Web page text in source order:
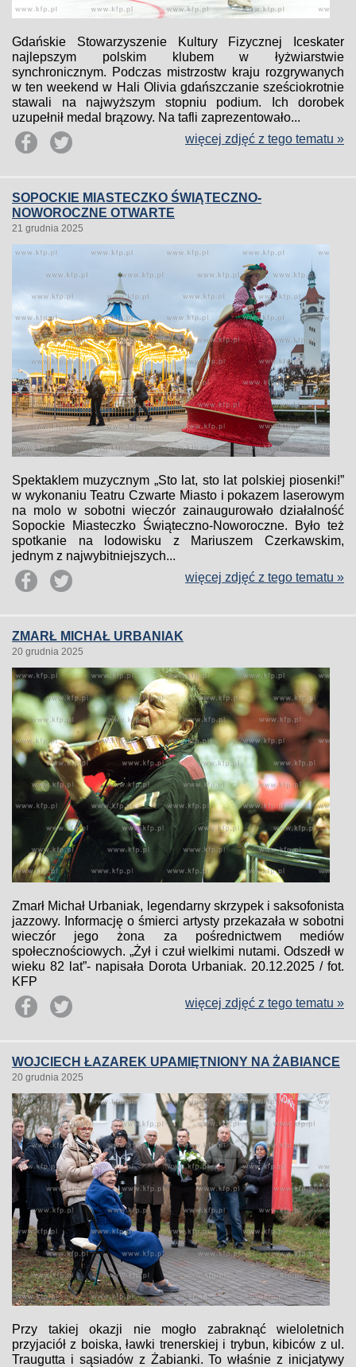
Gdańskie Stowarzyszenie Kultury Fizycznej Iceskater
najlepszym polskim klubem w łyżwiarstwie
synchronicznym. Podczas mistrzostw kraju rozgrywanych
w ten weekend w Hali Olivia gdańszczanie sześciokrotnie
stawali na najwyższym stopniu podium. Ich dorobek
uzupełnił medal brązowy. Na tafli zaprezentowało...
więcej zdjęć z tego tematu »
SOPOCKIE MIASTECZKO ŚWIĄTECZNO-
NOWOROCZNE OTWARTE
21 grudnia 2025
Spektaklem muzycznym „Sto lat, sto lat polskiej piosenki!”
w wykonaniu Teatru Czwarte Miasto i pokazem laserowym
na molo w sobotni wieczór zainaugurowało działalność
Sopockie Miasteczko Świąteczno-Noworoczne. Było też
spotkanie na lodowisku z Mariuszem Czerkawskim,
jednym z najwybitniejszych...
więcej zdjęć z tego tematu »
ZMARŁ MICHAŁ URBANIAK
20 grudnia 2025
Zmarł Michał Urbaniak, legendarny skrzypek i saksofonista
jazzowy. Informację o śmierci artysty przekazała w sobotni
wieczór jego żona za pośrednictwem mediów
społecznościowych. „Żył i czuł wielkimi nutami. Odszedł w
wieku 82 lat”- napisała Dorota Urbaniak. 20.12.2025 / fot.
KFP
więcej zdjęć z tego tematu »
WOJCIECH ŁAZAREK UPAMIĘTNIONY NA ŻABIANCE
20 grudnia 2025
Przy takiej okazji nie mogło zabraknąć wieloletnich
przyjaciół z boiska, ławki trenerskiej i trybun, kibiców z ul.
Traugutta i sąsiadów z Żabianki. To właśnie z inicjatywy